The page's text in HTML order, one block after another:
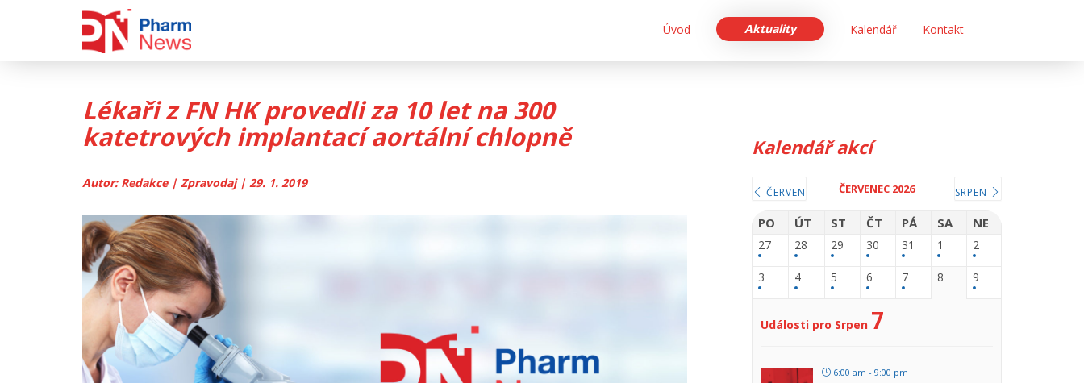
Úvod Aktuality Kalendář Kontakt
Lékaři z FN HK provedli za 10 let na 300
katetrových implantací aortální chlopně
Autor: Redakce | Zpravodaj | 29. 1. 2019
Kalendář akcí
ČERVEN ČERVENEC 2026 SRPEN
PO ÚT ST ČT PÁ SA NE
27 28 29 30 31 1 2
3 4 5 6 7 8 9
Události pro Srpen 7
6:00 am - 9:00 pm